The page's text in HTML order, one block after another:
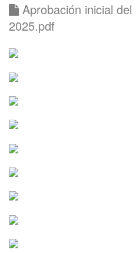
Aprobación inicial
2025.pdf